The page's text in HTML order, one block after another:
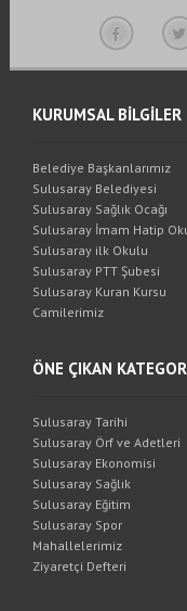
KURUMSAL BİLGİLER
Belediye Başkanlarımız
Sulusaray Belediyesi
Sulusaray Sağlık Ocağı
Sulusaray İmam Hatip
Sulusaray ilk Okulu
Sulusaray PTT Şubesi
Sulusaray Kuran Kursu
Camilerimiz
ÖNE ÇIKAN
Sulusaray Tarihi
Sulusaray Örf ve Adetleri
Sulusaray Ekonomisi
Sulusaray Sağlık
Sulusaray Eğitim
Sulusaray Spor
Mahallelerimiz
Ziyaretçi Defteri